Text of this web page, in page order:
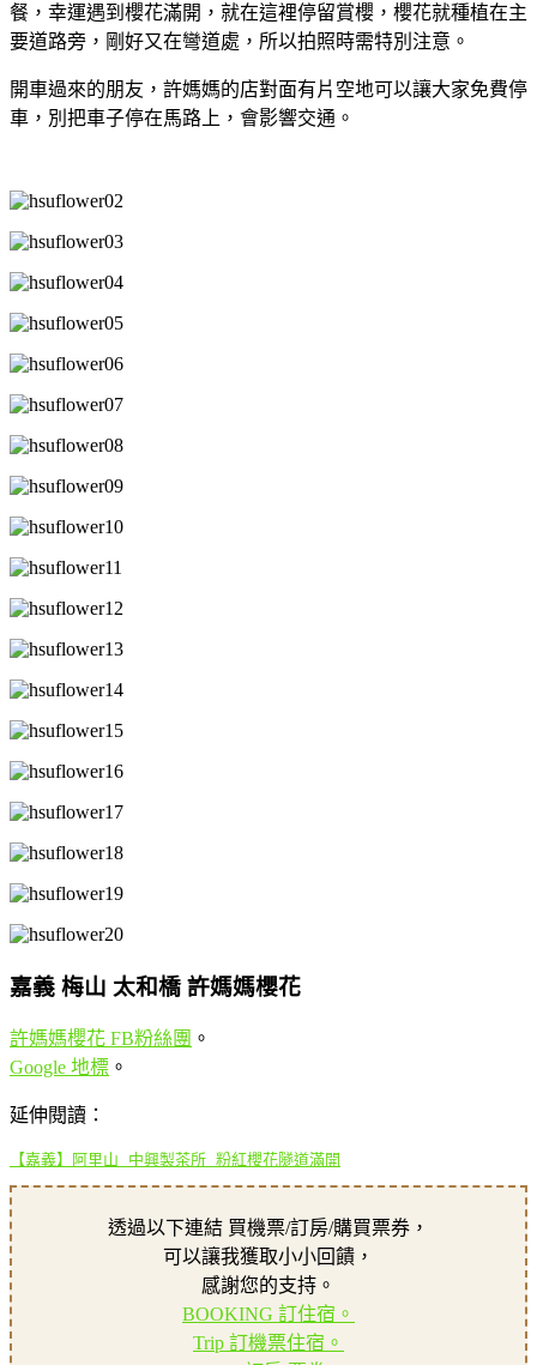
餐，幸運遇到櫻花滿開，就在這裡停留賞櫻，櫻花就種植在主
要道路旁，剛好又在彎道處，所以拍照時需特別注意。
開車過來的朋友，許媽媽的店對面有片空地可以讓大家免費停
車，別把車子停在馬路上，會影響交通。
嘉義 梅山 太和橋 許媽媽櫻花
許媽媽櫻花 FB粉絲團 。
Google 地標 。
延伸閱讀：
【嘉義】阿里山 中興製茶所 粉紅櫻花隧道滿開
透過以下連結 買機票/訂房/購買票券，
可以讓我獲取小小回饋，
感謝您的支持。
BOOKING 訂住宿。
Trip 訂機票住宿。